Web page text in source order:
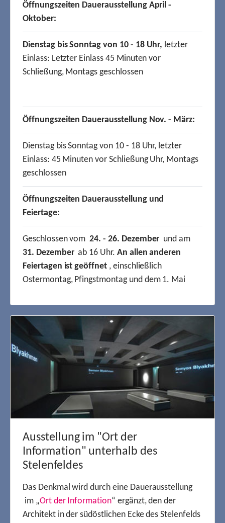
Ausstellung im "Ort der
Information" unterhalb des
Stelenfeldes
Das Denkmal wird durch eine Dauerausstellung
im „Ort der Information“ ergänzt, den der
Architekt in der südöstlichen Ecke des Stelenfelds
Öffnungszeiten Dauerausstellung April -
Oktober:
Dienstag bis Sonntag von 10 - 18 Uhr, letzter
Einlass: Letzter Einlass 45 Minuten vor
Schließung, Montags geschlossen
Öffnungszeiten Dauerausstellung Nov. - März:
Dienstag bis Sonntag von 10 - 18 Uhr, letzter
Einlass: 45 Minuten vor Schließung Uhr, Montags
geschlossen
Öffnungszeiten Dauerausstellung und
Feiertage:
Geschlossen vom24. - 26. Dezember und am
31. Dezemberab 16 Uhr. An allen anderen
Feiertagen ist geöffnet, einschließlich
Ostermontag, Pfingstmontag und dem 1. Mai